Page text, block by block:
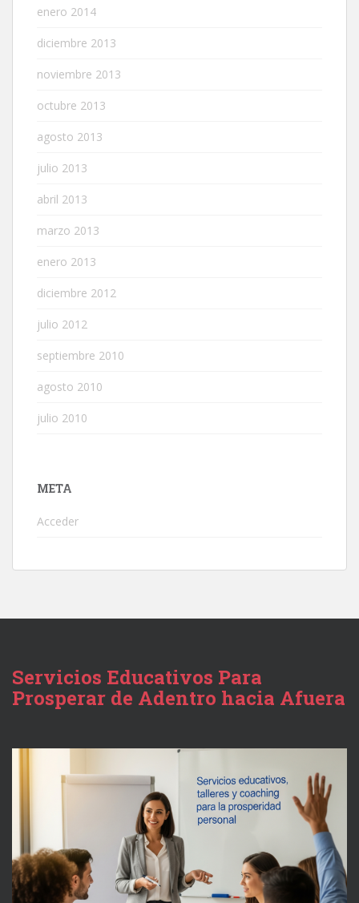
enero 2014
diciembre 2013
noviembre 2013
octubre 2013
agosto 2013
julio 2013
abril 2013
marzo 2013
enero 2013
diciembre 2012
julio 2012
septiembre 2010
agosto 2010
julio 2010
META
Acceder
Servicios Educativos Para
Prosperar de Adentro hacia Afuera